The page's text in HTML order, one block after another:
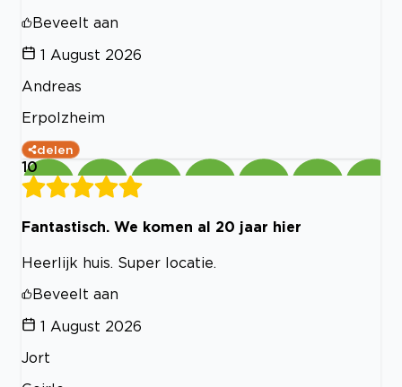
Beveelt aan
1 August 2026
Andreas
Erpolzheim
delen
10
Fantastisch. We komen al 20 jaar hier
Heerlijk huis. Super locatie.
Beveelt aan
1 August 2026
Jort